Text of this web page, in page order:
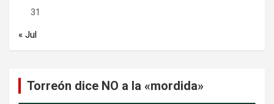
31
« Jul
Torreón dice NO a la «mordida»